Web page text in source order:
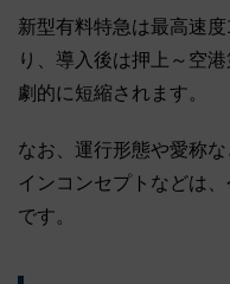
新型有料特急は最高速
り、導入後は押上～空
劇的に短縮されます。
なお、運行形態や愛称
インコンセプトなどは
です。